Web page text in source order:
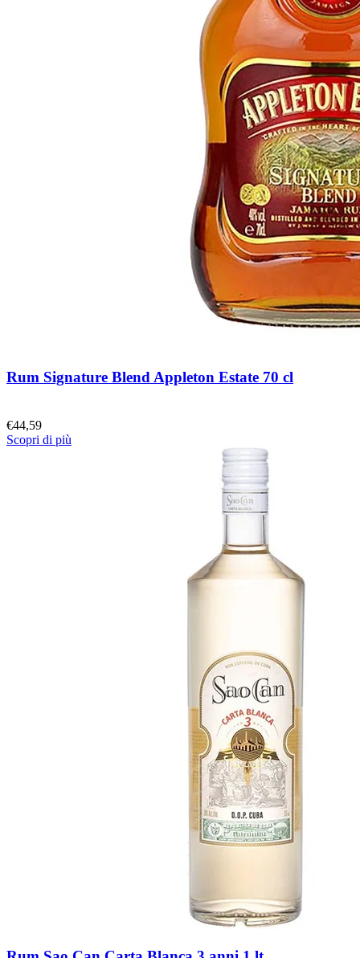
Rum Signature Blend Appleton Estate 70 cl
€44,59
Scopri di più